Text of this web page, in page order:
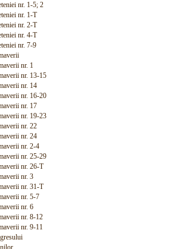
nr. 1-5; 2
nr. 1-T
nr. 2-T
nr. 4-T
nr. 7-9
nr. 1
nr. 13-15
nr. 14
nr. 16-20
nr. 17
nr. 19-23
nr. 22
nr. 24
nr. 2-4
nr. 25-29
nr. 26-T
nr. 3
nr. 31-T
nr. 5-7
nr. 6
nr. 8-12
nr. 9-11